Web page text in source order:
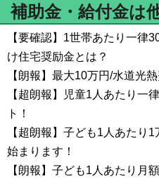
補助金・給付金は
【要確認】1世帯あたり一律
け住宅奨励金とは？
【朗報】最大10万円/水道光
【超朗報】児童1人あたり一
ト！
【超朗報】子ども1人あたり
始まります！
【朗報】子ども1人あたり月